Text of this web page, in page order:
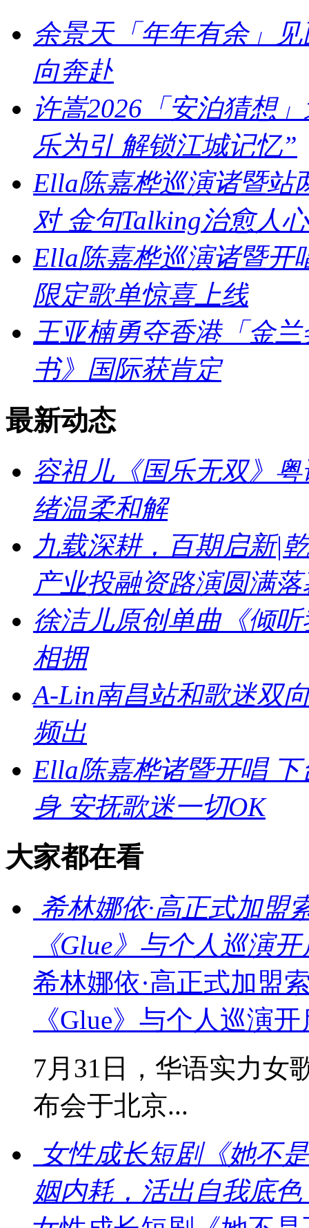
余景天「年年有余」
向奔赴
许嵩2026「安泊猜想
乐为引 解锁江城记忆”
Ella陈嘉桦巡演诸暨站
对 金句Talking治愈人心
Ella陈嘉桦巡演诸暨开
限定歌单惊喜上线
王亚楠勇夺香港「金
书》国际获肯定
最新动态
容祖儿《国乐无双》
绪温柔和解
九载深耕，百期启新|
产业投融资路演圆满落
徐洁儿原创单曲《倾
相拥
A-Lin南昌站和歌迷双
频出
Ella陈嘉桦诸暨开唱
身 安抚歌迷一切OK
大家都在看
希林娜依·高正式加盟
《Glue》与个人巡演
希林娜依·高正式加盟
《Glue》与个人巡演
7月31日，华语实力女
布会于北京...
女性成长短剧《她不
姻内耗，活出自我底色